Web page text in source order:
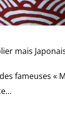
mais
fameuses «